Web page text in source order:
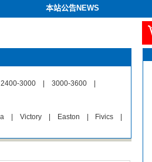
本站公告NEWS
2400-3000| 3000-3600|
| Victory| Easton | Fivics |